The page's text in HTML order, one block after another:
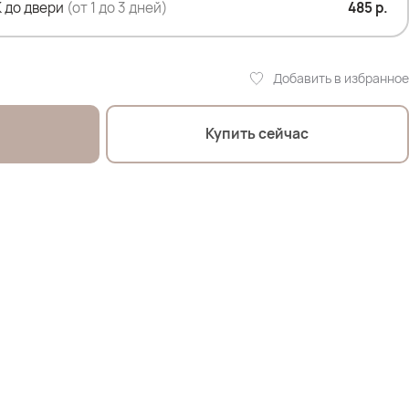
двери (от 1 до 3 дней) 485 р.
Добавить в избранное
Купить сейчас